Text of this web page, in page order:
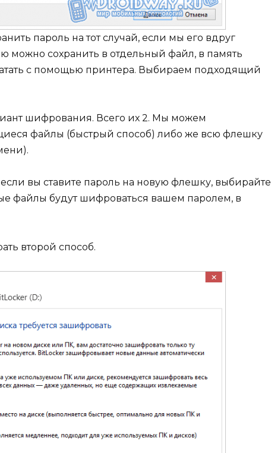
пароль на тот случай, если мы его вдруг
можно сохранить в отдельный файл, в память
с помощью принтера. Выбираем подходящий
шифрования. Всего их 2. Мы можем
файлы (быстрый способ) либо же всю флешку
вы ставите пароль на новую флешку, выбирайте
файлы будут шифроваться вашем паролем, в
второй способ.